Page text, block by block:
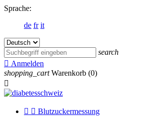
Sprache:
de fr it
search
 Anmelden
shopping_cart Warenkorb (0)

  Blutzuckermessung